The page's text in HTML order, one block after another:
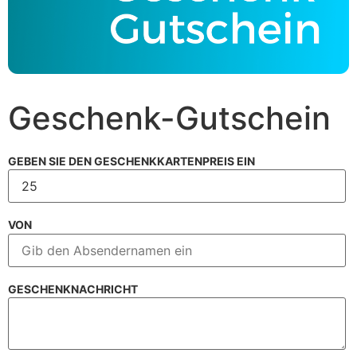
Geschenk-Gutschein
GEBEN SIE DEN GESCHENKKARTENPREIS EIN
VON
GESCHENKNACHRICHT